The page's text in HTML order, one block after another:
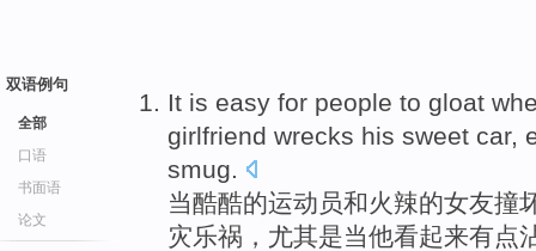
双语例句
全部
口语
书面语
论文
It is easy for people to gloat
girlfriend wrecks his sweet car,
smug.
当酷酷的运动员和火辣的女友撞
灾乐祸 ， 尤其是当他看起来有点